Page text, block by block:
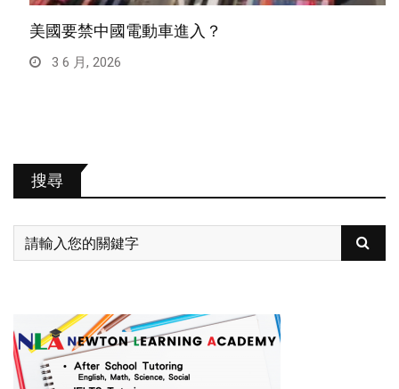
美國要禁中國電動車進入？
3 6 月, 2026
搜尋